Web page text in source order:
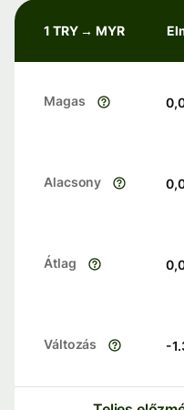
1 TRY → MYR
Magas
Alacsony
Átlag
Változás -